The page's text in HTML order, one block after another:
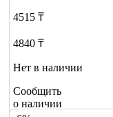
4515 ₸
4840 ₸
Нет в наличии
Сообщить
о наличии